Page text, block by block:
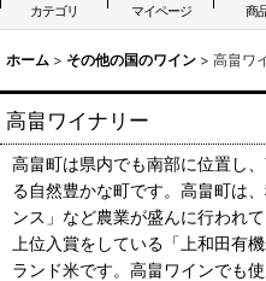
カテゴリ マイページ 商
ホーム > その他の国のワイン > 高畠ワ
高畠ワイナリー
高畠町は県内でも南部に位置し
る自然豊かな町です。高畠町は
ンス」など農業が盛んに行われ
上位入賞をしている「上和田有
ランド米です。高畠ワインでも